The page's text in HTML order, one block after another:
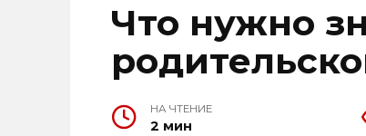
Что нужно
НА ЧТЕНИЕ
2 мин